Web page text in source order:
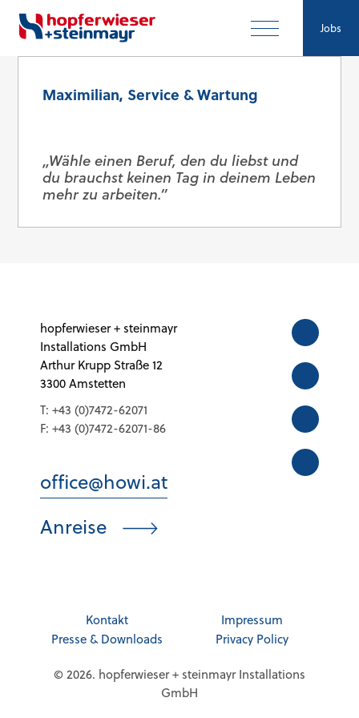
Jobs
Maximilian, Service & Wartung
„Wähle einen Beruf, den du liebst und
du brauchst keinen Tag in deinem Leben
mehr zu arbeiten.”
hopferwieser + steinmayr
Installations GmbH
Arthur Krupp Straße 12
3300 Amstetten
T: +43 (0)7472-62071
F: +43 (0)7472-62071-86
office@howi.at
Anreise
Kontakt
Presse & Downloads
Impressum
Privacy Policy
© 2026. hopferwieser + steinmayr Installations
GmbH